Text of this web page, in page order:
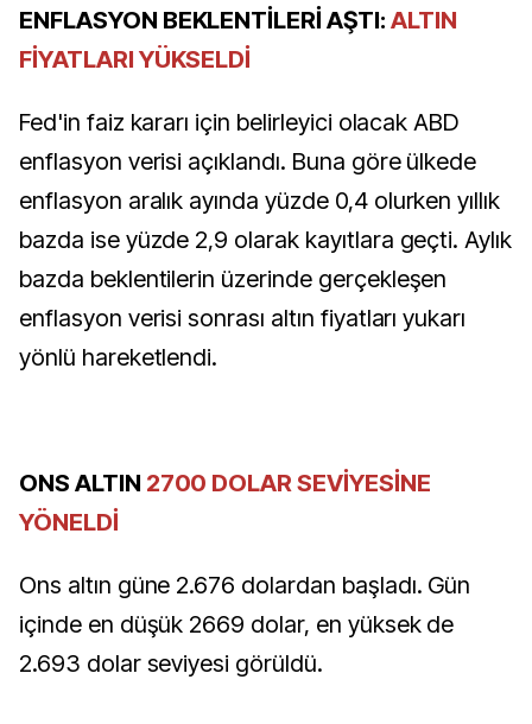
ENFLASYON BEKLENTİLERİ AŞTI: ALTIN
FİYATLARI YÜKSELDİ
Fed'in faiz kararı için belirleyici olacak ABD
enflasyon verisi açıklandı. Buna göre ülkede
enflasyon aralık ayında yüzde 0,4 olurken yıllık
bazda ise yüzde 2,9 olarak kayıtlara geçti. Aylık
bazda beklentilerin üzerinde gerçekleşen
enflasyon verisi sonrası altın fiyatları yukarı
yönlü hareketlendi.
ONS ALTIN 2700 DOLAR SEVİYESİNE
YÖNELDİ
Ons altın güne 2.676 dolardan başladı. Gün
içinde en düşük 2669 dolar, en yüksek de
2.693 dolar seviyesi görüldü.